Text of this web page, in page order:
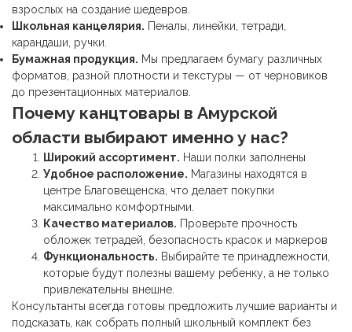
взрослых на создание шедевров.
Школьная канцелярия. Пеналы, линейки, тетради,
карандаши, ручки.
Бумажная продукция. Мы предлагаем бумагу различных
форматов, разной плотности и текстуры — от черновиков
до презентационных материалов.
Почему канцтовары в Амурской
области выбирают именно у нас?
Широкий ассортимент. Наши полки заполнены
Удобное расположение. Магазины находятся в
центре Благовещенска, что делает покупки
максимально комфортными.
Качество материалов. Проверьте прочность
обложек тетрадей, безопасность красок и маркеров
Функциональность. Выбирайте те принадлежности,
которые будут полезны вашему ребенку, а не только
привлекательны внешне.
Консультанты всегда готовы предложить лучшие варианты и
подсказать, как собрать полный школьный комплект без